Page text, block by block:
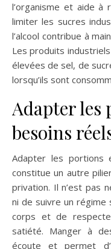
l’organisme et aide à
limiter les sucres
l’alcool contribue à
Les produits
élevées de sel, de
lorsqu’ils sont
Adapter les
besoins
Adapter les portions
constitue un autre
privation. Il n’est pas
ni de suivre un régime
corps et de
satiété. Manger à
écoute et permet